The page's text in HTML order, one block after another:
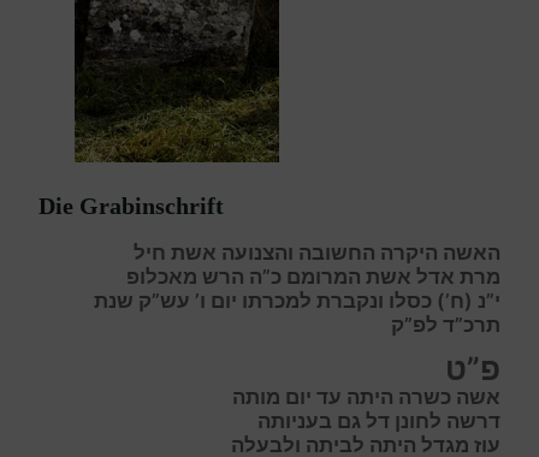
Die Grabinschrift
האשה היקרה החשובה והצנועה אשת חיל
מרת אדל אשת המרומם כ”ה הרש מאכלופ
י”נ (ח’) כסלו ונקברת למכרתו יום ו’ עש”ק שנת
תרכ”ד לפ”ק
פ”ט
אשה כשרה היתה עד יום מותה
דרשה לחונן דל גם בעניותה
עוז מגדל היתה לביתה ולבעלה